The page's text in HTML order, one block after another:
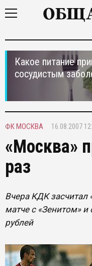
Какое питание
сосудистым
ФК МОСКВА 16.08.2007
«Москва»
раз
Вчера КДК засчитал
матче с «Зенитом»
рублей